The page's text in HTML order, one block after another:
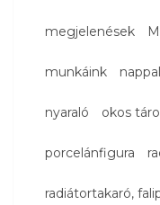
megjelenések
munkáink
nyaraló okos
porcelánfigura
radiátortakaró,